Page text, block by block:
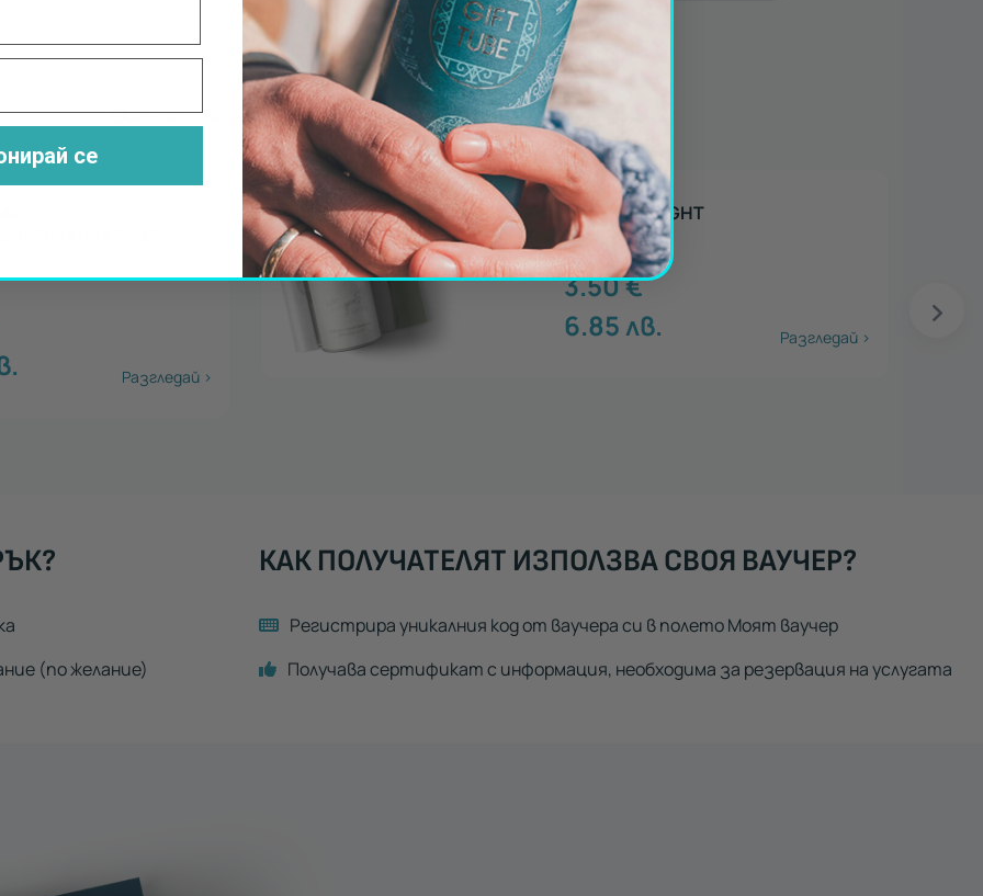
Още от същия доставчик:
Опаковка LOVE
3.50€
6.85лв. Разгледай >
(по желание)
КАК ПОЛУЧАТЕЛЯТ ИЗПОЛЗВА СВОЯ ВАУЧЕР?
Регистрира уникалния код от ваучера си в полето Моят ваучер
Получава сертификат с информация, необходима за резервация на услугата
се